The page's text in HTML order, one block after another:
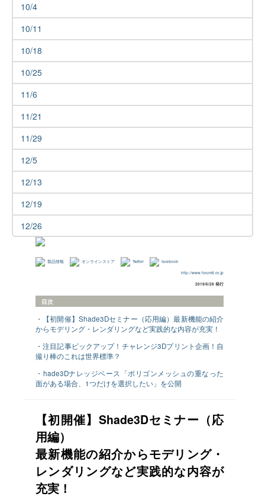
10/4
10/11
10/18
10/25
11/6
11/21
11/29
12/5
12/13
12/19
12/26
製品情報 オンラインストア Twitter facebook
http://www.forum8.co.jp
2019/6/28 発行
目次
・【初開催】Shade3Dセミナー（応用編）最新機能の紹介
からモデリング・レンダリングなど実践的な内容が充実！
・注目記事ピックアップ！チャレンジ3Dプリント企画！自
撮り棒のこれは世界標準？
・hade3Dナレッジベース「ポリゴンメッシュの重なった
面がある場合、1つだけを選択したい」を公開
【初開催】Shade3Dセミナー（応
用編）
最新機能の紹介からモデリング・
レンダリングなど実践的な内容が
充実！